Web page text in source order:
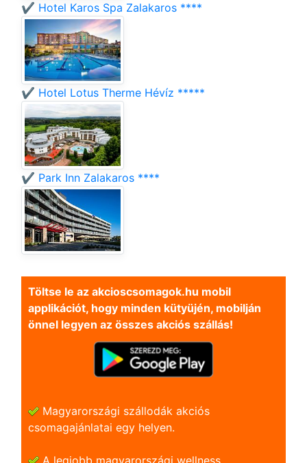
✔️ Hotel Karos Spa Zalakaros ****
✔️ Hotel Lotus Therme Hévíz *****
✔️ Park Inn Zalakaros ****
Töltse le az akcioscsomagok.hu mobil
applikációt, hogy minden kütyüjén, mobilján
önnel legyen az összes akciós szállás!
Magyarországi szállodák akciós
csomagajánlatai egy helyen.
A legjobb magyarországi wellness